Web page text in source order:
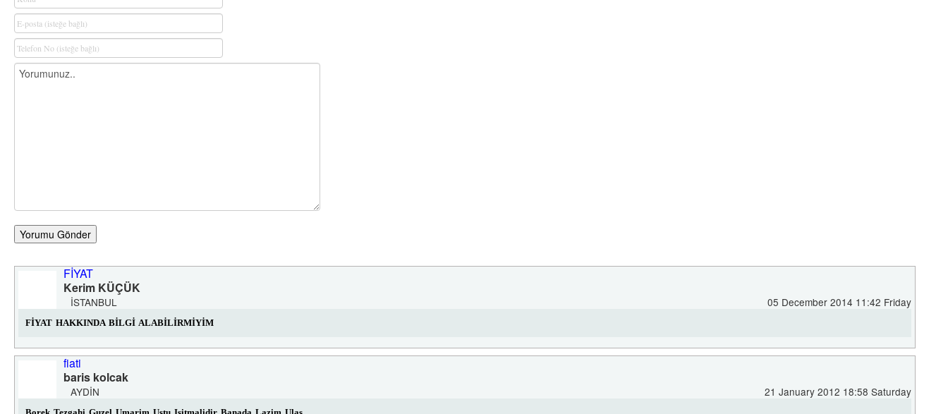
Yorumu Gönder
FİYAT
Kerim KÜÇÜK
05 December 2014 11:42 Friday
İSTANBUL
FİYAT HAKKINDA BİLGİ ALABİLİRMİYİM
fiati
baris kolcak
21 January 2012 18:58 Saturday
AYDIN